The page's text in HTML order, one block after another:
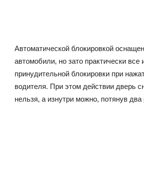
Автоматической блокировкой
автомобили, но зато практически
принудительной блокировки при
водителя. При этом действии дверь
нельзя, а изнутри можно, потянув два